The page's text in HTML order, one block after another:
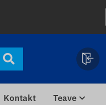
Kontakt Teave